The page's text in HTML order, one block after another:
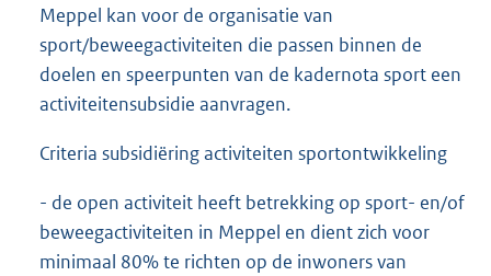
Meppel kan voor de organisatie van
sport/beweegactiviteiten die passen binnen de
doelen en speerpunten van de kadernota sport een
activiteitensubsidie aanvragen.
Criteria subsidiëring activiteiten sportontwikkeling
- de open activiteit heeft betrekking op sport- en/of
beweegactiviteiten in Meppel en dient zich voor
minimaal 80% te richten op de inwoners van